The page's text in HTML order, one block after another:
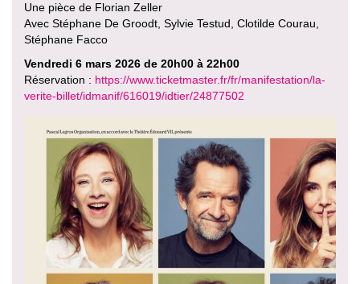
Une pièce de Florian Zeller
Avec Stéphane De Groodt, Sylvie Testud, Clotilde Courau,
Stéphane Facco
Vendredi 6 mars 2026 de 20h00 à 22h00
Réservation : https://www.ticketmaster.fr/fr/manifestation/la-
verite-billet/idmanif/616019/idtier/24877502